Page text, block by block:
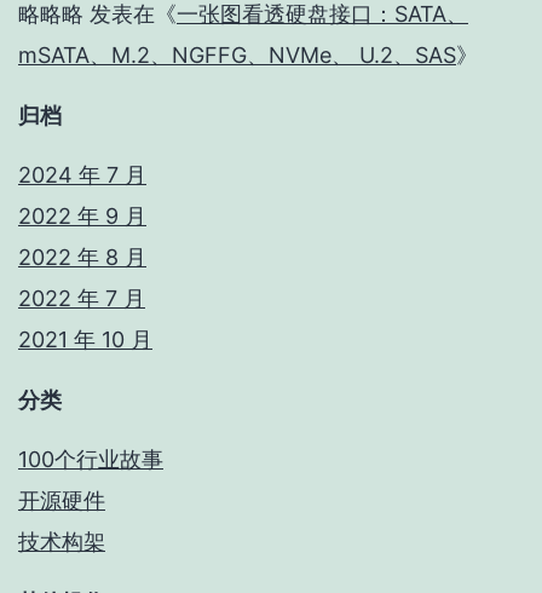
略略略 发表在《一张图看透硬盘接口：SATA、
mSATA、M.2、NGFFG、NVMe、 U.2、SAS》
归档
2024 年 7 月
2022 年 9 月
2022 年 8 月
2022 年 7 月
2021 年 10 月
分类
100个行业故事
开源硬件
技术构架